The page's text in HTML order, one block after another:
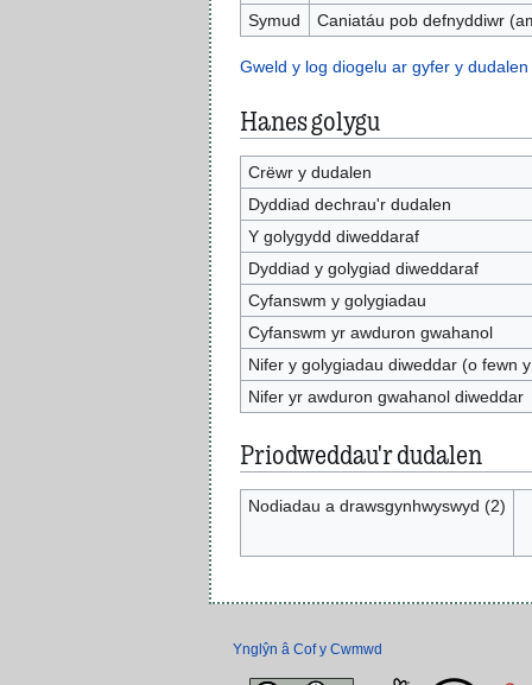
Symud
Caniatáu pob defnyddiwr
Gweld y log diogelu ar gyfer y
Hanes golygu
Crëwr y dudalen
Dyddiad dechrau'r dudalen
Y golygydd diweddaraf
Dyddiad y golygiad diweddaraf
Cyfanswm y golygiadau
Cyfanswm yr awduron gwahanol
Nifer y golygiadau diweddar (o fewn
Nifer yr awduron gwahanol diweddar
Priodweddau'r dudalen
Nodiadau a drawsgynhwyswyd (2)
Ynglŷn â Cof y Cwmwd